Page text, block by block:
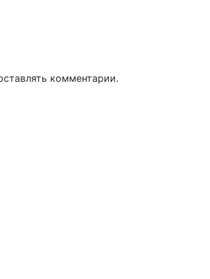
комментарии.